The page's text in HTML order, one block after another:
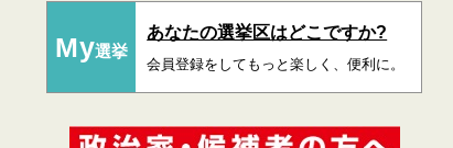
My選挙
あなたの選挙区はどこですか?
会員登録をしてもっと楽しく、便利に。